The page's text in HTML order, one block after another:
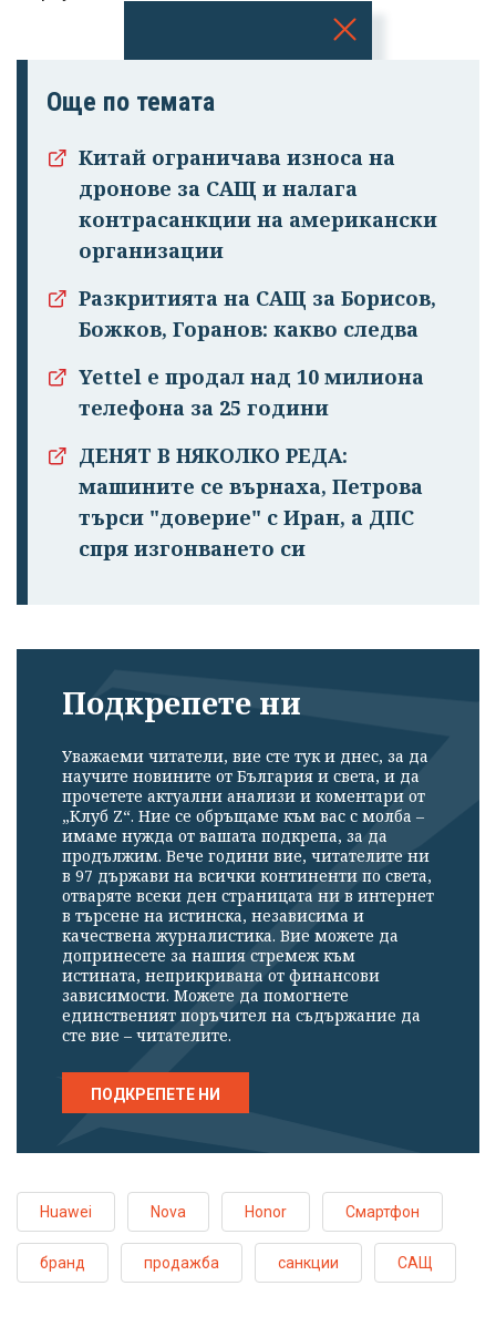
Успешно
излязохте от
Още по темата
Китай ограничава износа на
дронове за САЩ и налага
контрасанкции на американски
организации
Разкритията на САЩ за Борисов,
Божков, Горанов: какво следва
Yettel е продал над 10 милиона
телефона за 25 години
ДЕНЯТ В НЯКОЛКО РЕДА:
машините се върнаха, Петрова
търси "доверие" с Иран, а ДПС
спря изгонването си
Подкрепете ни
Уважаеми читатели, вие сте тук и днес, за да
научите новините от България и света, и да
прочетете актуални анализи и коментари от
„Клуб Z“. Ние се обръщаме към вас с молба –
имаме нужда от вашата подкрепа, за да
продължим. Вече години вие, читателите ни
в 97 държави на всички континенти по света,
отваряте всеки ден страницата ни в интернет
в търсене на истинска, независима и
качествена журналистика. Вие можете да
допринесете за нашия стремеж към
истината, неприкривана от финансови
зависимости. Можете да помогнете
единственият поръчител на съдържание да
сте вие – читателите.
ПОДКРЕПЕТЕ НИ
Huawei Nova Honor Смартфон
бранд продажба санкции САЩ